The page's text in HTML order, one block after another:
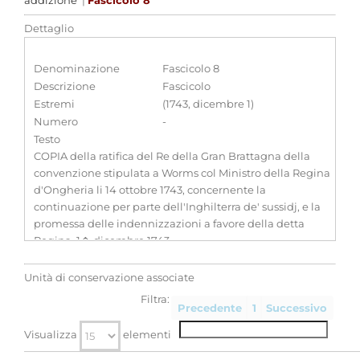
Dettaglio
Denominazione
Fascicolo 8
Descrizione
Fascicolo
Estremi
(1743, dicembre 1)
Numero
-
Testo
COPIA della ratifica del Re della Gran Brattagna della
convenzione stipulata a Worms col Ministro della Regina
d'Ongheria li 14 ottobre 1743, concernente la
continuazione per parte dell'Inghilterra de' sussidj, e la
promessa delle indennizzazioni a favore della detta
Regina. 1� dicembre 1743
Unità di conservazione associate
Precedente 1 Successivo
Visualizza elementi
Filtra: